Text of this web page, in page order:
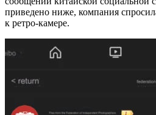
приведено ниже, компания
к ретро-камере.